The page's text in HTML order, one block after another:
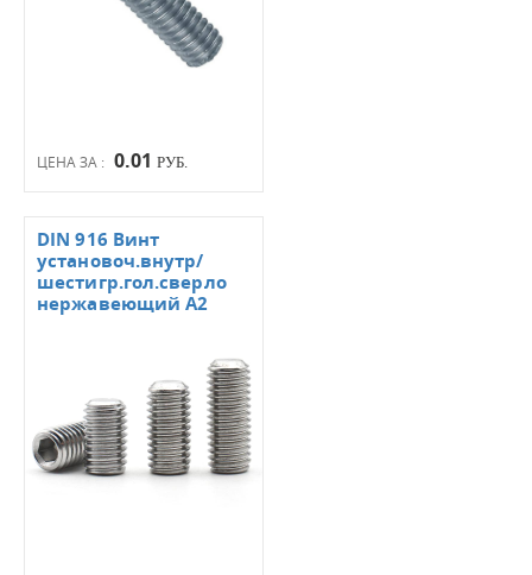
ЦЕНА ЗА : 0.01 РУБ.
DIN 916 Винт
установоч.внутр/
шестигр.гол.сверло
нержавеющий А2